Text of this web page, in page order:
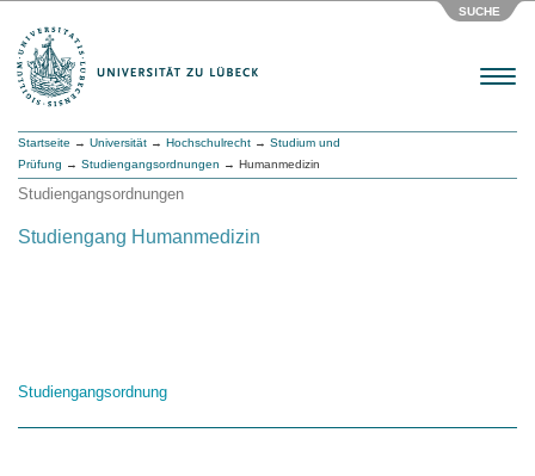
SUCHE
Menu
Startseite → Universität → Hochschulrecht → Studium und
Prüfung → Studiengangsordnungen → Humanmedizin
Studiengangsordnungen
Studiengang Humanmedizin
Studiengangsordnung